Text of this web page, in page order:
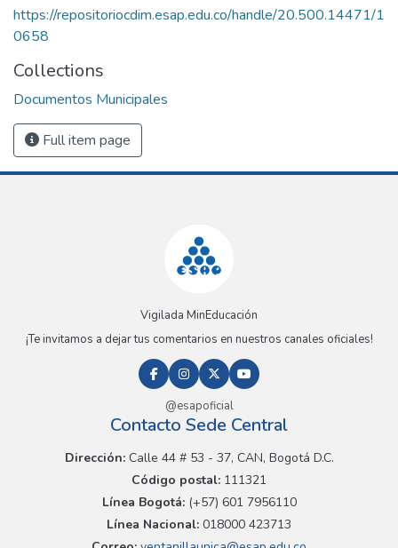
https://repositoriocdim.esap.edu.co/handle/20.500.14471/1
0658
Collections
Documentos Municipales
Full item page
Vigilada MinEducación
¡Te invitamos a dejar tus comentarios en nuestros canales oficiales!
@esapoficial
Contacto Sede Central
Dirección:Calle 44 # 53 - 37, CAN, Bogotá D.C.
Código postal: 111321
Línea Bogotá:(+57) 601 7956110
Línea Nacional: 018000 423713